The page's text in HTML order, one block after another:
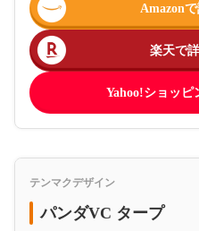
Amazon
楽天で
Yahoo!ショッピ
テンマクデザイン
パンダVC タープ